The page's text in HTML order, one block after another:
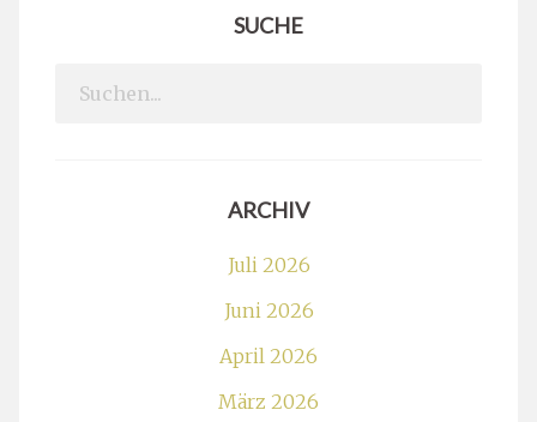
SUCHE
Search
ARCHIV
Juli 2026
Juni 2026
April 2026
März 2026